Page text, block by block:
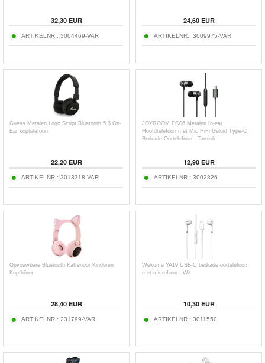
32,30EUR
ARTIKELNR.: 3004469-VAR
24,60EUR
ARTIKELNR.: 3009975-VAR
Guess Metalen Logo Script Bluetooth 5.3 On-
Ear koptelefoon
22,20EUR
ARTIKELNR.: 3013318-VAR
JOYROOM EC06 Metalen In-ear
Hoofdtelefoon met Mic HiFi Geluid Type-C
Bedrade Oortelefoon - Tarnish
12,90EUR
ARTIKELNR.: 3002826
Opvouwbare Bluetooth Kattenoor Kinderen
Kopfhörer
28,40EUR
ARTIKELNR.: 231799-VAR
Wekome YA19 USB-C bedrade oortelefoon
met microfoon - Wit
10,30EUR
ARTIKELNR.: 3011550